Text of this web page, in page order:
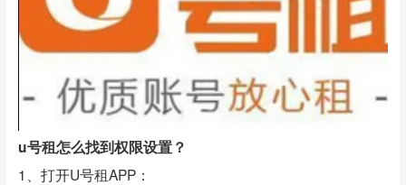
u号租怎么找到权限设置？
1、打开U号租APP：